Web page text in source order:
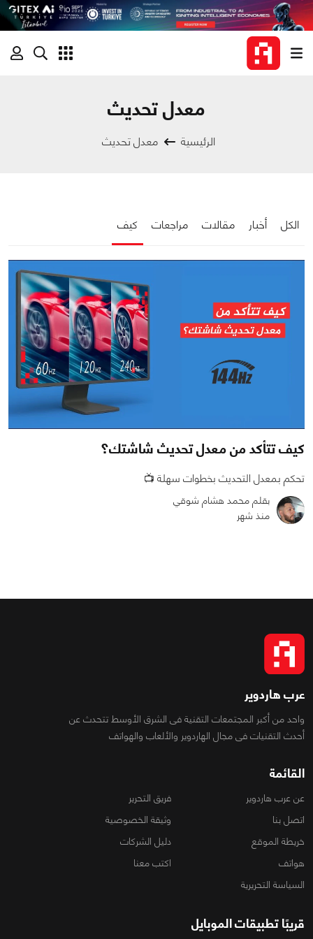
معدل تحديث
الرئيسية معدل تحديث
الكل أخبار مقالات مراجعات كيف
كيف تتأكد من معدل تحديث شاشتك؟
تحكم بمعدل التحديث بخطوات سهلة 📺
بقلم محمد هشام شوقي
منذ شهر
عرب هاردوير
واحد من أكبر المجتمعات التقنية فى الشرق الأوسط تتحدث عن
أحدث التقنيات فى مجال الهاردوير والألعاب والهواتف
القائمة
عن عرب هاردوير
فريق التحرير
اتصل بنا
وثيقة الخصوصية
خريطة الموقع
دليل الشركات
هواتف
اكتب معنا
السياسة التحريرية
قريبًا تطبيقات الموبايل